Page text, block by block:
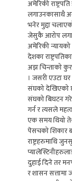
अमेरिकी
लगाउनकासाथै
भनेर मुद्दा
जेसुकै आरोप
अमेरिकी
देशका
अझ चिन्ताको
। जसरी एउटा
संघको देखिएको छ
संघको बिघटन
गर्न र त्यसले
एक समय थियो
पेसचको शिकार
राष्ट्रहरुमाथि
दुहाई दिने तर
र शासन सत्तामा